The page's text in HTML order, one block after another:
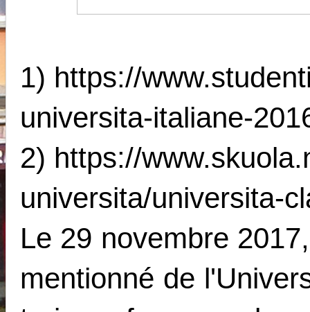
1) https://
universita-italiane-
2) https://
universita/universita-
Le 29 novembre
mentionné de